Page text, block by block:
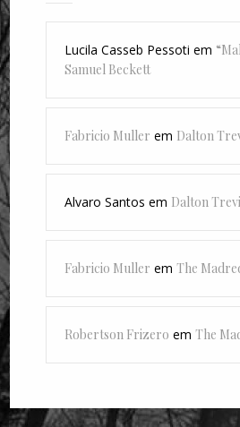
Lucila Casseb Pessoti em
Samuel Beckett
Fabricio Muller em Dalton
Alvaro Santos em Dalton
Fabricio Muller emThe
Robertson Frizero emThe